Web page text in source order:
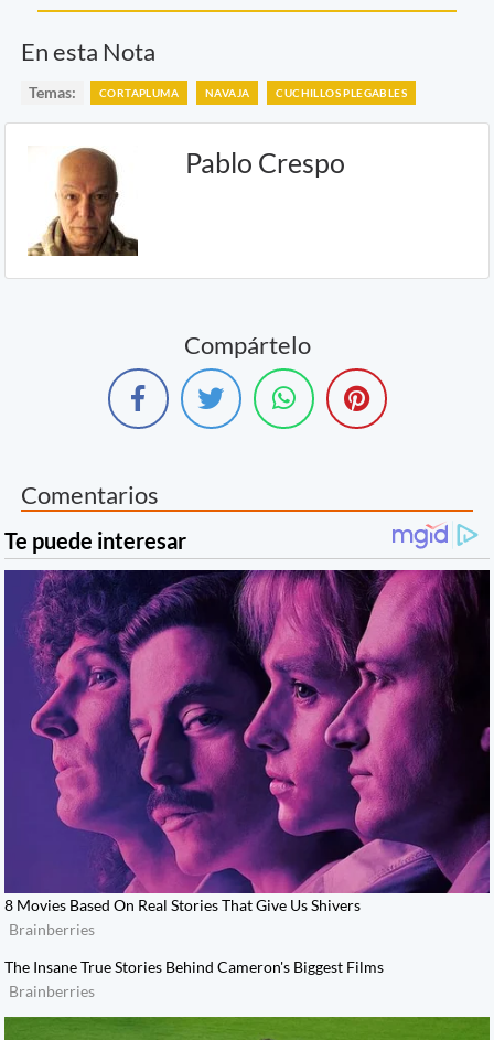
En esta Nota
Temas: CORTAPLUMA NAVAJA CUCHILLOS PLEGABLES
Pablo Crespo
Compártelo
Comentarios